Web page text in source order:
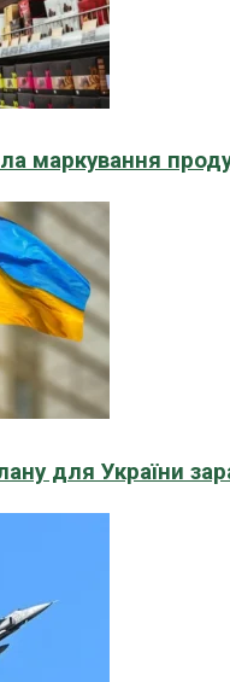
маркування
для України